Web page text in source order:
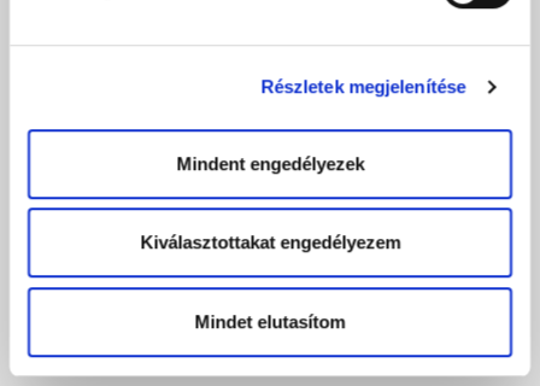
Részletek megjelenítése
Mindent engedélyezek
Kiválasztottakat engedélyezem
Mindet elutasítom